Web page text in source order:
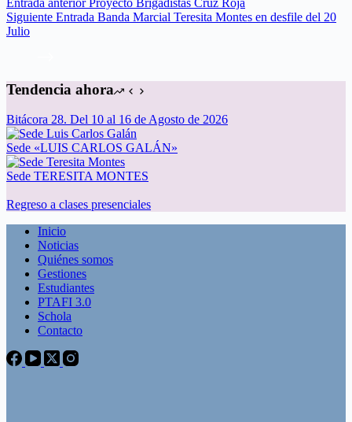
Siguiente Entrada Banda Marcial Teresita Montes en desfile del 20
Julio
Tendencia ahora
Bitácora 28. Del 10 al 16 de Agosto de 2026
Sede «LUIS CARLOS GALÁN»
Sede TERESITA MONTES
Regreso a clases presenciales
Inicio
Noticias
Quiénes somos
Gestiones
Estudiantes
PTAFI 3.0
Schola
Contacto